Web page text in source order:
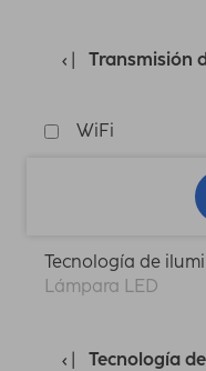
Transmisión
WiFi
Tecnología de
Lámpara LED
Tecnología